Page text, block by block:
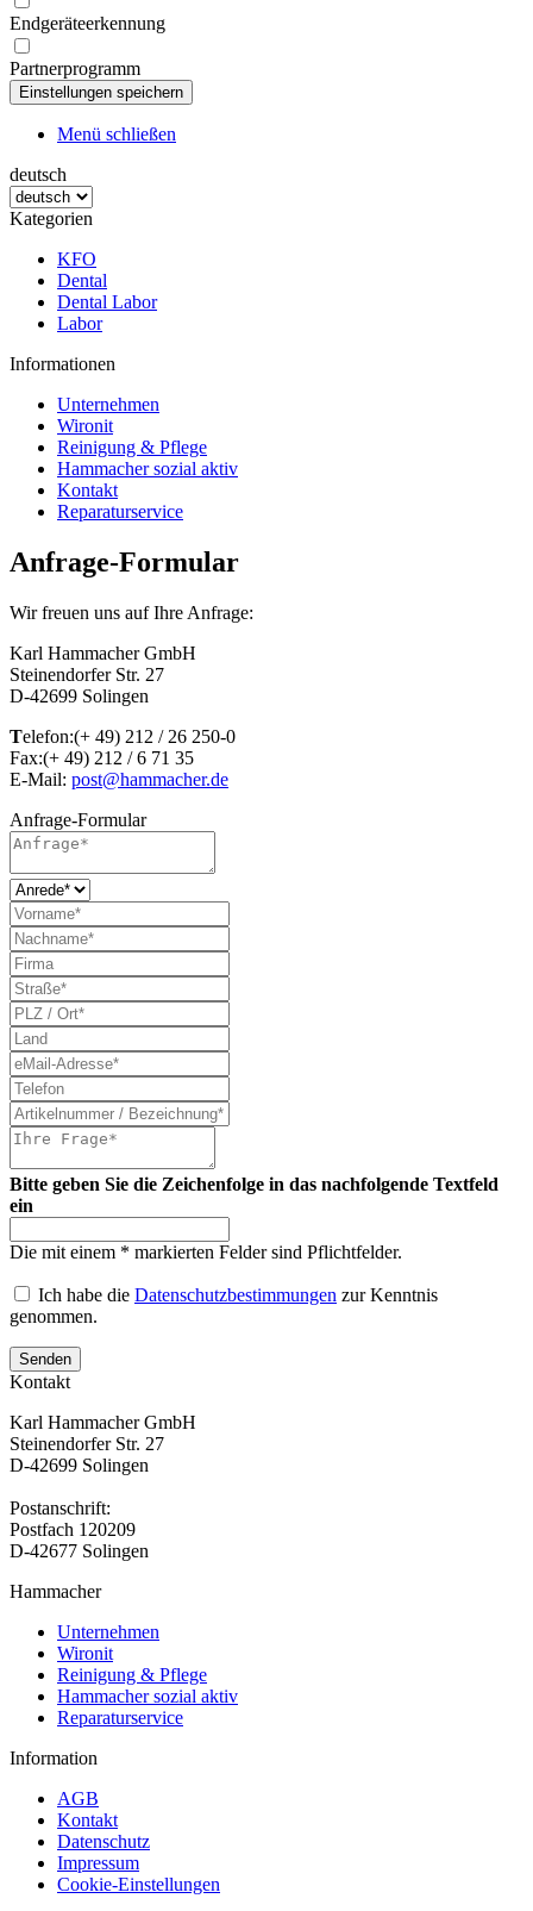
Endgeräteerkennung
Partnerprogramm
Menü schließen
deutsch
Kategorien
KFO
Dental
Dental Labor
Labor
Informationen
Unternehmen
Wironit
Reinigung & Pflege
Hammacher sozial aktiv
Kontakt
Reparaturservice
Anfrage-Formular
Wir freuen uns auf Ihre Anfrage:
Karl Hammacher GmbH
Steinendorfer Str. 27
D-42699 Solingen
Telefon:(+ 49) 212 / 26 250-0
Fax:(+ 49) 212 / 6 71 35
E-Mail: post@hammacher.de
Anfrage-Formular
Bitte geben Sie die Zeichenfolge in das nachfolgende Textfeld
ein
Die mit einem * markierten Felder sind Pflichtfelder.
Ich habe die Datenschutzbestimmungen zur Kenntnis
genommen.
Senden
Kontakt
Karl Hammacher GmbH
Steinendorfer Str. 27
D-42699 Solingen
Postanschrift:
Postfach 120209
D-42677 Solingen
Hammacher
Unternehmen
Wironit
Reinigung & Pflege
Hammacher sozial aktiv
Reparaturservice
Information
AGB
Kontakt
Datenschutz
Impressum
Cookie-Einstellungen